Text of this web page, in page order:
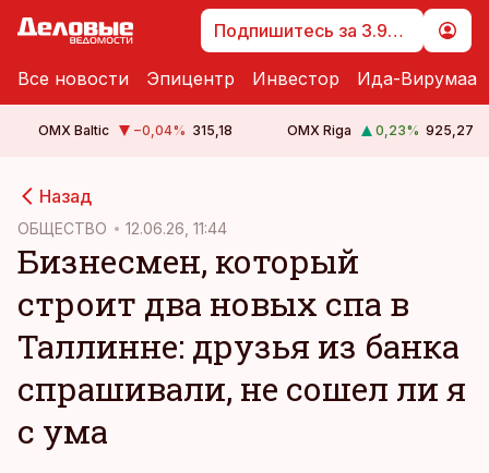
Подпишитесь за 3.99 €
Все новости Эпицентр Инвестор Ида-Вирумаа
OMX Baltic −0,04% 315,18 OMX Riga 0,23% 925,27
Назад
ОБЩЕСТВО 12.06.26, 11:44
Бизнесмен, который
строит два новых спа в
Таллинне: друзья из банка
спрашивали, не сошел ли я
с ума